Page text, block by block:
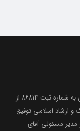
و ارشاد اسلامی توفیق
امتیازی و مدیر مسئولی آقای
اطلاع رسانی و